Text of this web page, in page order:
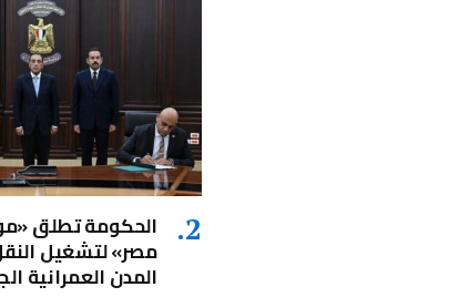
الحكومة تطلق
مصر» لتشغيل
المدن العمرانية